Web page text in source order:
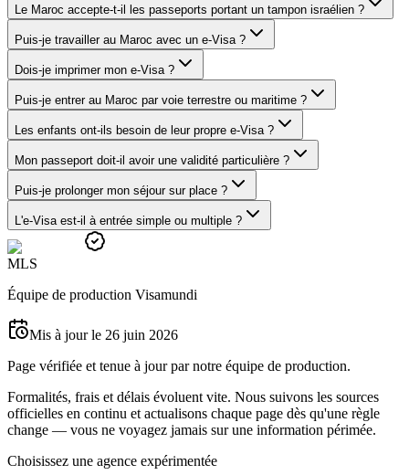
Le Maroc accepte-t-il les passeports portant un tampon israélien ?
Puis-je travailler au Maroc avec un e-Visa ?
Dois-je imprimer mon e-Visa ?
Puis-je entrer au Maroc par voie terrestre ou maritime ?
Les enfants ont-ils besoin de leur propre e-Visa ?
Mon passeport doit-il avoir une validité particulière ?
Puis-je prolonger mon séjour sur place ?
L'e-Visa est-il à entrée simple ou multiple ?
MLS
Équipe de production Visamundi
Mis à jour le 26 juin 2026
Page vérifiée et tenue à jour par notre équipe de production.
Formalités, frais et délais évoluent vite. Nous suivons les sources
officielles en continu et actualisons chaque page dès qu'une règle
change — vous ne voyagez jamais sur une information périmée.
Choisissez une agence expérimentée